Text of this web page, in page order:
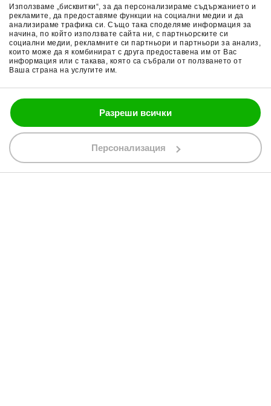
Използваме „бисквитки“, за да персонализираме съдържанието и
рекламите, да предоставяме функции на социални медии и да
анализираме трафика си. Също така споделяме информация за
начина, по който използвате сайта ни, с партньорските си
социални медии, рекламните си партньори и партньори за анализ,
които може да я комбинират с друга предоставена им от Вас
информация или с такава, която са събрали от ползването от
Ваша страна на услугите им.
Разреши всички
Персонализация
Общи условия
Поверителност
Политика за бисквитки
Раници за мотор
Ръкавици за мотор
Части за мотор
088 200 7002
shop@bobimx.com